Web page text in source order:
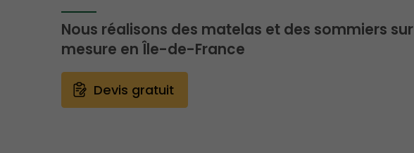
Nous réalisons des matelas et des sommiers sur
mesure en Île-de-France
Devis gratuit